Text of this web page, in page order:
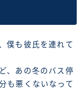
僕も彼氏を連れて
、あの冬のバス停
も悪くないなって